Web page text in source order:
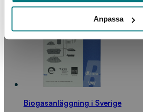
Anpassa
Biogasanläggning i Sverige